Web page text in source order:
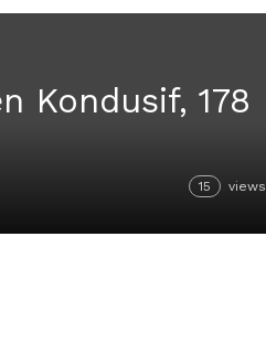
Kondusif, 178
15 views